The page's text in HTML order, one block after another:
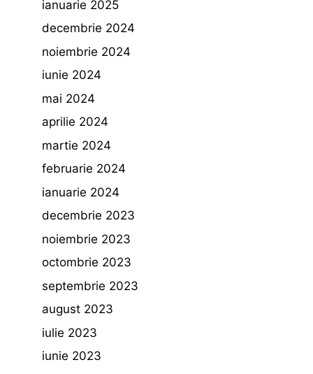
ianuarie 2025
decembrie 2024
noiembrie 2024
iunie 2024
mai 2024
aprilie 2024
martie 2024
februarie 2024
ianuarie 2024
decembrie 2023
noiembrie 2023
octombrie 2023
septembrie 2023
august 2023
iulie 2023
iunie 2023